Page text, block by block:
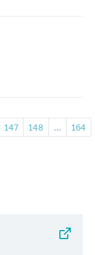
147 148 ... 164